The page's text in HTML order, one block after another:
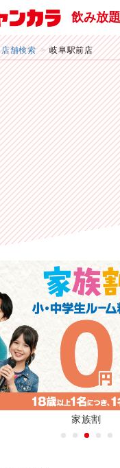
飲み放
店舗検索 岐阜駅前店
家族割